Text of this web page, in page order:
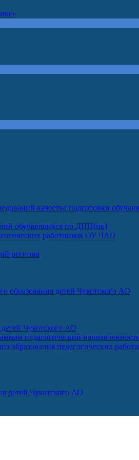
качества подготовки
обучающихся по ДПП(пк)
работников ОУ ЧАО
региона
образования детей Чукотского АО
Чукотского АО
педагогический
образования педагогических
детей Чукотского АО